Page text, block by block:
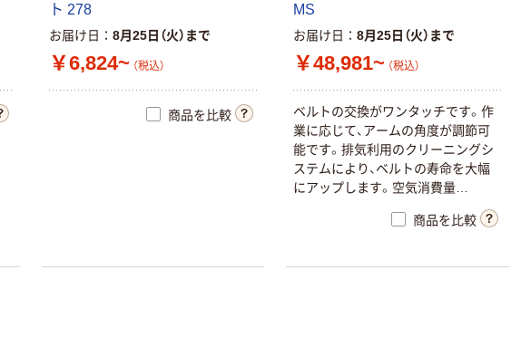
ト 278
お届け日 8月25日（火）まで
￥6,824~ （税込）
商品を比較
MS
お届け日 8月25日（火）まで
￥48,981~ （税込）
ベルトの交換がワンタッチです。作
業に応じて、アームの角度が調節可
能です。排気利用のクリーニングシ
ステムにより、ベルトの寿命を大幅
にアップします。空気消費量
商品を比較